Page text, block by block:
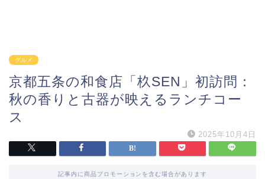
グルメ
京都五条の和食店「杦SEN」初訪問：
秋の香りと古器が映えるランチコー
ス
2025年10月4日
記事内に商品プロモーションを含む場合があります